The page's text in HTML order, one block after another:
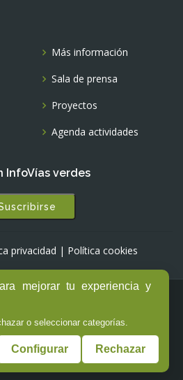
mejorar tu experiencia y
o seleccionar categorías.
Configurar Rechazar
Más información
Sala de prensa
Proyectos
Agenda actividades
InfoVías verdes
privacidad | Política cookies